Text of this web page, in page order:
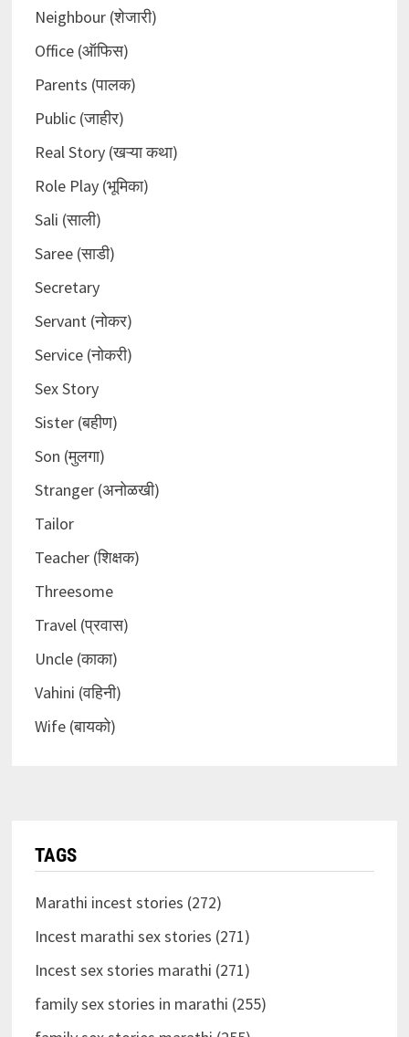
Neighbour (शेजारी)
Office (ऑफिस)
Parents (पालक)
Public (जाहीर)
Real Story (खऱ्या कथा)
Role Play (भूमिका)
Sali (साली)
Saree (साडी)
Secretary
Servant (नोकर)
Service (नोकरी)
Sex Story
Sister (बहीण)
Son (मुलगा)
Stranger (अनोळखी)
Tailor
Teacher (शिक्षक)
Threesome
Travel (प्रवास)
Uncle (काका)
Vahini (वहिनी)
Wife (बायको)
TAGS
Marathi incest stories (272)
Incest marathi sex stories (271)
Incest sex stories marathi (271)
family sex stories in marathi (255)